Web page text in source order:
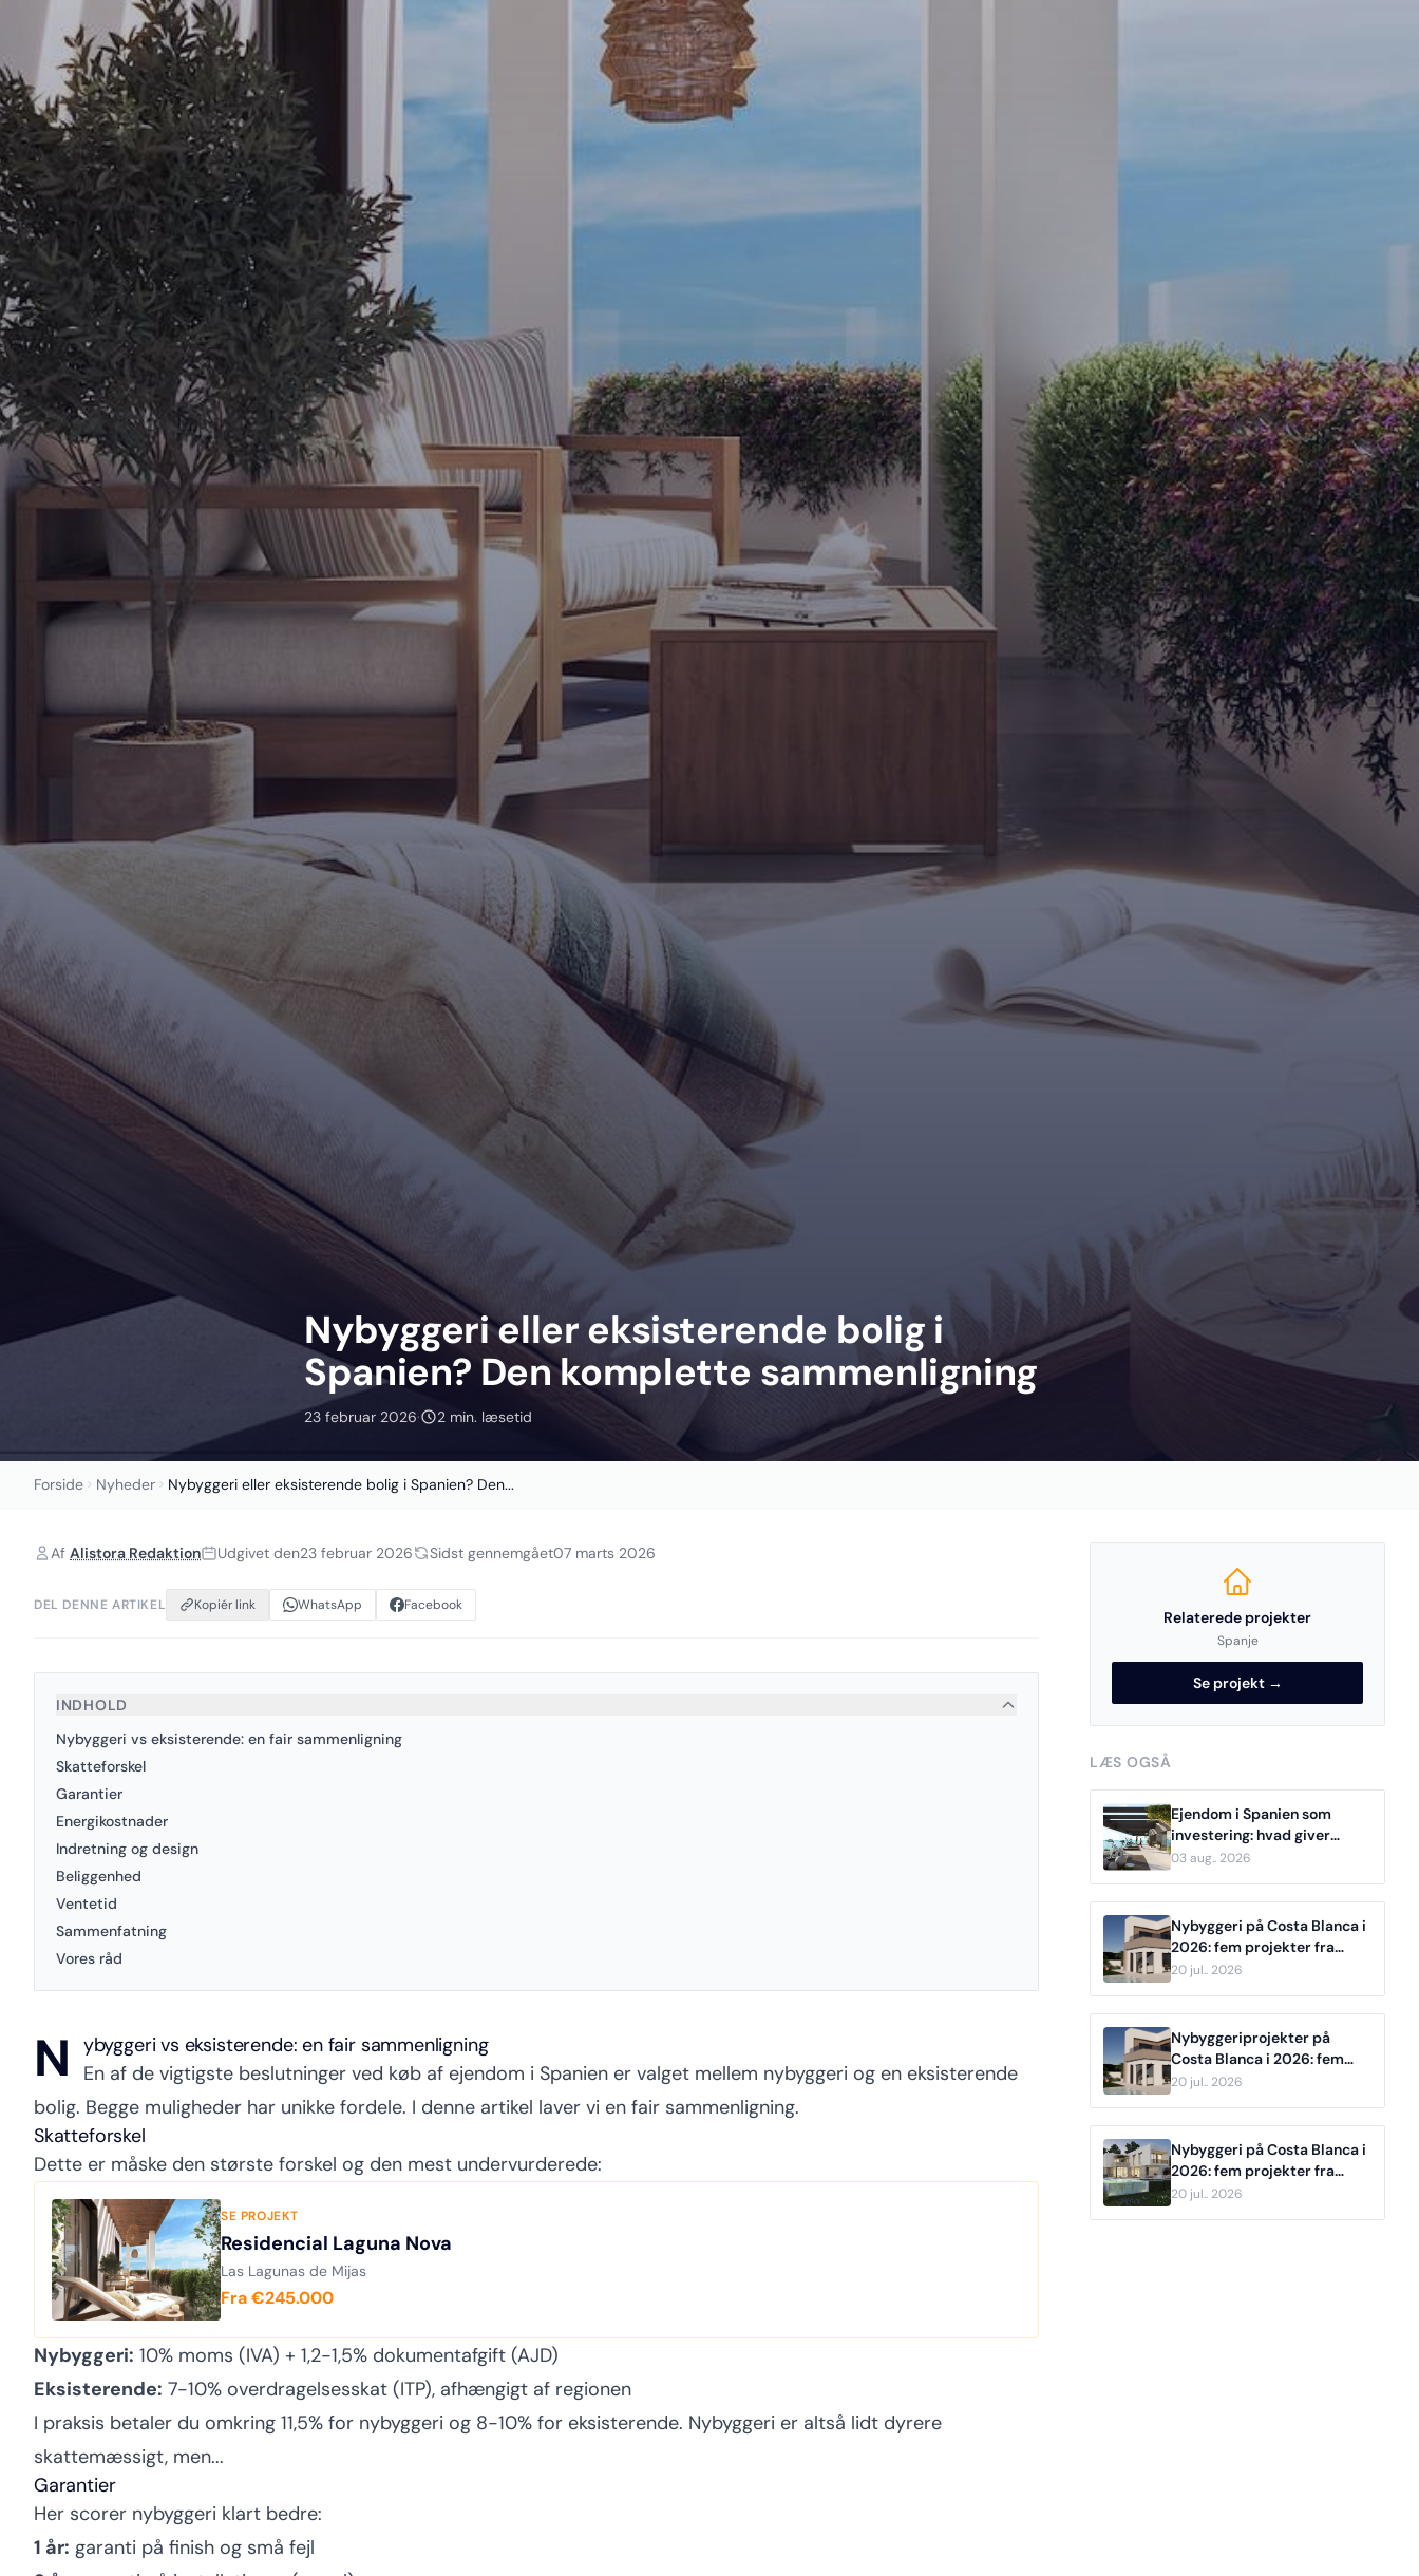
Nybyggeri eller eksisterende bolig i
Spanien? Den komplette sammenligning
23 februar 2026· 2 min. læsetid
Forside Nyheder Nybyggeri eller eksisterende bolig i Spanien? Den...
Af Alistora Redaktion Udgivet den23 februar 2026 Sidst gennemgået07 marts 2026
DEL DENNE ARTIKEL Kopiér link WhatsApp Facebook
INDHOLD
Nybyggeri vs eksisterende: en fair sammenligning
Skatteforskel
Garantier
Energikostnader
Indretning og design
Beliggenhed
Ventetid
Sammenfatning
Vores råd
N
ybyggeri vs eksisterende: en fair sammenligning
En af de vigtigste beslutninger ved køb af ejendom i Spanien er valget mellem nybyggeri og en eksisterende
bolig. Begge muligheder har unikke fordele. I denne artikel laver vi en fair sammenligning.
Skatteforskel
Dette er måske den største forskel og den mest undervurderede:
SE PROJEKT
Residencial Laguna Nova
Las Lagunas de Mijas
Fra €245.000
Nybyggeri: 10% moms (IVA) + 1,2-1,5% dokumentafgift (AJD)
Eksisterende: 7-10% overdragelsesskat (ITP), afhængigt af regionen
I praksis betaler du omkring 11,5% for nybyggeri og 8-10% for eksisterende. Nybyggeri er altså lidt dyrere
skattemæssigt, men...
Garantier
Her scorer nybyggeri klart bedre:
1 år: garanti på finish og små fejl
Relaterede projekter
Spanje
Se projekt →
LÆS OGSÅ
Ejendom i Spanien som
investering: hvad giver
udlejning konkret?
03 aug.. 2026
Nybyggeri på Costa Blanca i
2026: fem projekter fra
Denia til Benidorm
20 jul.. 2026
Nybyggeriprojekter på
Costa Blanca i 2026: fem
boliger sammenlignet fra
Benidorm
20 jul.. 2026
Nybyggeri på Costa Blanca i
2026: fem projekter fra
€249.000
20 jul.. 2026